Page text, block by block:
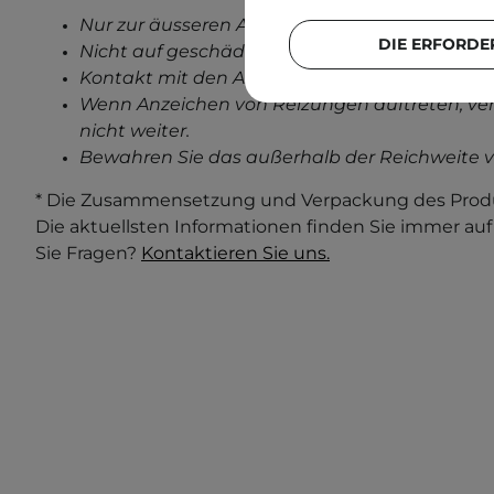
Nur zur äusseren Anwendung.
Nicht auf geschädigter Haut anwenden.
Kontakt mit den Augen vermeiden.
Wenn Anzeichen von Reizungen auftreten,
nicht weiter.
Bewahren Sie das außerhalb der Reichweite
* Die Zusammensetzung und Verpackung des
Die aktuellsten Informationen finden Sie immer
Sie Fragen? Kontaktieren Sie uns.
DIE